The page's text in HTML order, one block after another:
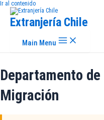
Ir al contenido
Extranjería Chile
Main Menu
Departamento
Migración